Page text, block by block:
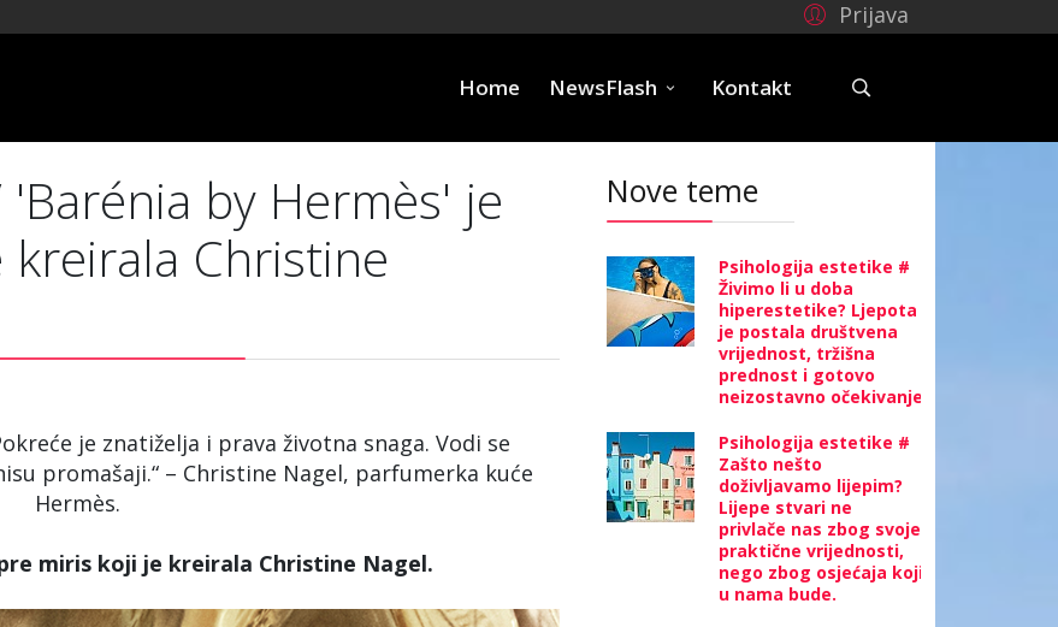
Prijava
Home NewsFlash Kontakt
'Barénia by Hermès' je
Christine
je znatiželja i prava životna snaga. Vodi se
promašaji.“ – Christine Nagel, parfumerka kuće
Hermès.
miris koji je kreirala Christine Nagel.
Nove teme
Psihologija estetike #
Živimo li u doba
hiperestetike? Ljepota
je postala društvena
vrijednost, tržišna
prednost i gotovo
neizostavno očekivanje
Psihologija estetike #
Zašto nešto
doživljavamo lijepim?
Lijepe stvari ne
privlače nas zbog svoje
praktične vrijednosti,
nego zbog osjećaja koji
u nama bude.